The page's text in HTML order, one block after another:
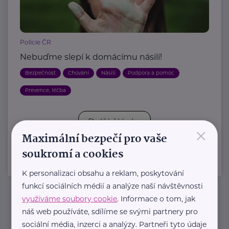
Policie ČR
Nebuďme slepí k domácímu násilí!
Bezpečnost Chování Násilí Podpora a pomoc
Prevence, léčba
Další články
Newsletter
×
Maximální bezpečí pro vaše
soukromí a cookies
K personalizaci obsahu a reklam, poskytování
funkcí sociálních médií a analýze naší návštěvnosti
využíváme soubory cookie. Informace o tom, jak
náš web používáte, sdílíme se svými partnery pro
sociální média, inzerci a analýzy. Partneři tyto údaje